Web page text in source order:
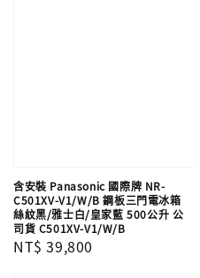
含安裝 Panasonic 國際牌 NR-
C501XV-V1/W/B 鋼板三門電冰箱
絲紋黑/雅士白/皇家藍 500公升 公
司貨 C501XV-V1/W/B
Regular
NT$ 39,800